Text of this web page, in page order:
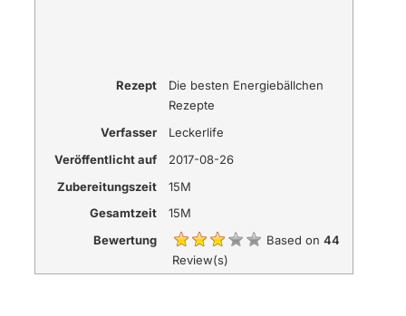
Rezept
Die besten Energiebällchen
Rezepte
Verfasser
Leckerlife
Veröffentlicht auf
2017-08-26
Zubereitungszeit
15M
Gesamtzeit
15M
Bewertung
Based on 44
Review(s)